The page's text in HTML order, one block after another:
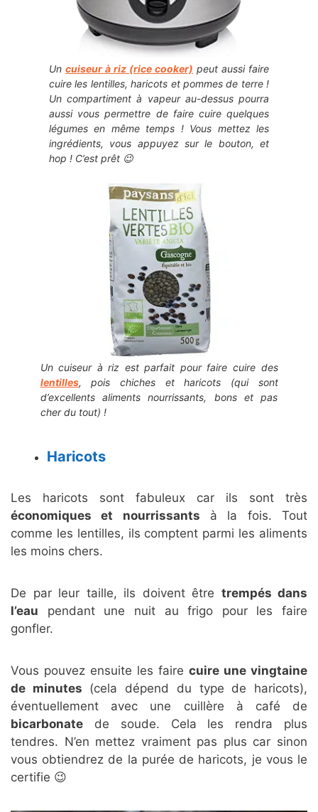
Un cuiseur à riz (rice cooker) peut aussi faire
cuire les lentilles, haricots et pommes de terre !
Un compartiment à vapeur au-dessus pourra
aussi vous permettre de faire cuire quelques
légumes en même temps ! Vous mettez les
ingrédients, vous appuyez sur le bouton, et
hop ! C’est prêt 😉
Un cuiseur à riz est parfait pour faire cuire des
lentilles, pois chiches et haricots (qui sont
d’excellents aliments nourrissants, bons et pas
cher du tout) !
Haricots
Les haricots sont fabuleux car ils sont très
économiques et nourrissants à la fois. Tout
comme les lentilles, ils comptent parmi les aliments
les moins chers.
De par leur taille, ils doivent être trempés dans
l’eau pendant une nuit au frigo pour les faire
gonfler.
Vous pouvez ensuite les faire cuire une vingtaine
de minutes (cela dépend du type de haricots),
éventuellement avec une cuillère à café de
bicarbonate de soude. Cela les rendra plus
tendres. N’en mettez vraiment pas plus car sinon
vous obtiendrez de la purée de haricots, je vous le
certifie 😉